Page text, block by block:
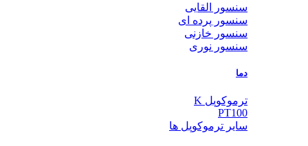
سنسور القایی
سنسور پرده ای
سنسور خازنی
سنسور نوری
دما
ترموکوپل K
PT100
سایر ترموکوپل ها